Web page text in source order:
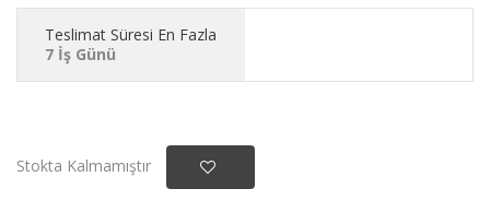
Teslimat Süresi En Fazla
7 İş Günü
Stokta Kalmamıştır